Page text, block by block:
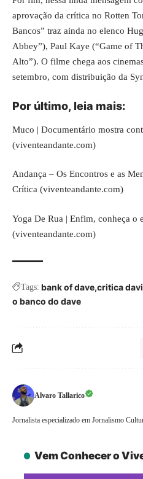
aprovação da crítica no Rotten
Bancos” traz ainda no elenco
Abbey”), Paul Kaye (“Game of
Alto”). O filme chega aos
setembro, com distribuição da
Por último, leia mais:
Muco | Documentário mostra
(viventeandante.com)
Andança – Os Encontros e as
Crítica (viventeandante.com)
Yoga De Rua | Enfim, conheça o
(viventeandante.com)
Tags: bank of dave critica
o banco do dave
Alvaro Tallarico
Jornalista especializado em Jornalismo
Vem Conhecer o